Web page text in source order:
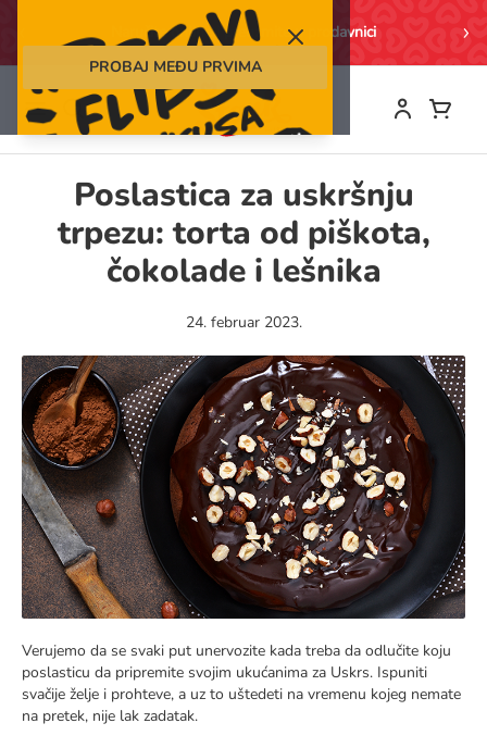
Naručite online i preuzmite u prodavnici
Skip
to
Poslastica za uskršnju
trpezu: torta od piškota,
čokolade i lešnika
24. februar 2023.
Verujemo da se svaki put unervozite kada treba da odlučite koju
poslasticu da pripremite svojim ukućanima za Uskrs. Ispuniti
svačije želje i prohteve, a uz to uštedeti na vremenu kojeg nemate
na pretek, nije lak zadatak.
PROBAJ MEĐU PRVIMA